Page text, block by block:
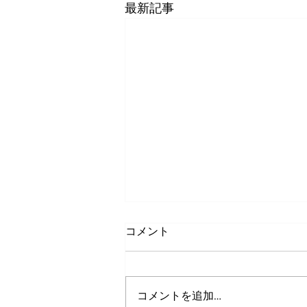
最新記事
コメント
コメントを追加…